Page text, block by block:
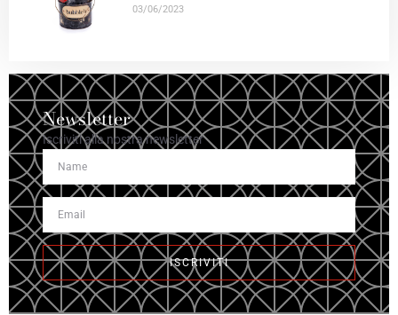
03/06/2023
Newsletter
Iscriviti alla nostra newsletter
ISCRIVITI